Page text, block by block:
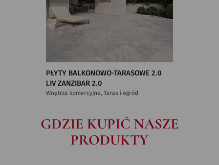
PŁYTY BALKONOWO-TARASOWE 2.0
LIV ZANZIBAR 2.0
Wnętrza komercyjne, Taras i ogród
GDZIE KUPIĆ NASZE
PRODUKTY